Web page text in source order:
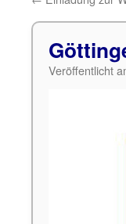
Veröffentlicht